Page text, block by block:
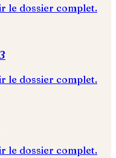
le dossier complet.
le dossier complet.
le dossier complet.